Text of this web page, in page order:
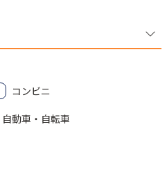
コンビニ
自動車・自転車